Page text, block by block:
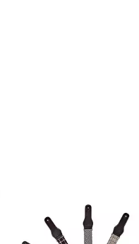
Gitarrengurt HIGHLAND